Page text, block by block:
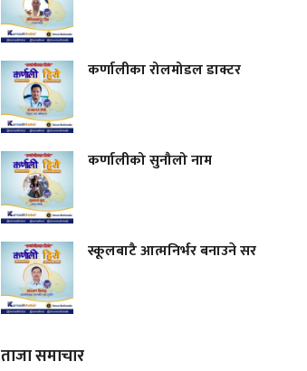
कर्णालीका रोलमोडल डाक्टर
कर्णालीको सुनौलो नाम
स्कूलबाटै आत्मनिर्भर बनाउने सर
ताजा समाचार